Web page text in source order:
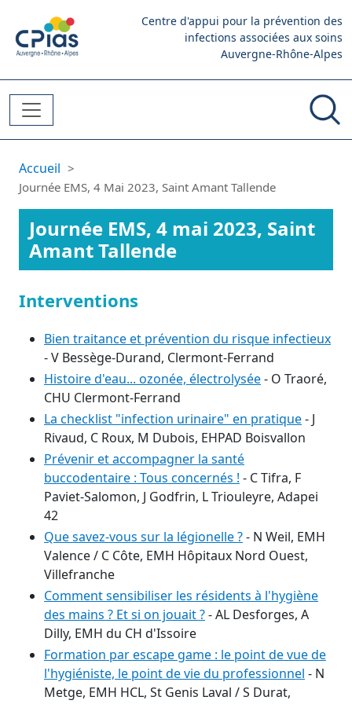
Centre d'appui pour la prévention des
infections associées aux soins
Auvergne-Rhône-Alpes
Fil d'Ariane
Accueil
Journée EMS, 4 Mai 2023, Saint Amant Tallende
Journée EMS, 4 mai 2023, Saint
Amant Tallende
Interventions
Bien traitance et prévention du risque infectieux
- V Bessège-Durand, Clermont-Ferrand
Histoire d'eau... ozonée, électrolysée- O Traoré,
CHU Clermont-Ferrand
La checklist "infection urinaire" en pratique- J
Rivaud, C Roux, M Dubois, EHPAD Boisvallon
Prévenir et accompagner la santé
buccodentaire : Tous concernés ! - C Tifra, F
Paviet-Salomon, J Godfrin, L Triouleyre, Adapei
42
Que savez-vous sur la légionelle ?- N Weil, EMH
Valence / C Côte, EMH Hôpitaux Nord Ouest,
Villefranche
Comment sensibiliser les résidents à l'hygiène
des mains ? Et si on jouait ?- AL Desforges, A
Dilly, EMH du CH d'Issoire
Formation par escape game : le point de vue de
l'hygiéniste, le point de vie du professionnel - N
Metge, EMH HCL, St Genis Laval / S Durat,